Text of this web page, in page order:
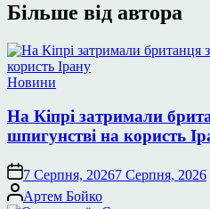
Більше від автора
Опублікувати
Новини
На Кіпрі затримали
шпигунстві на користь
7 Серпня, 20267 Серпня, 2026
Опубліковано
Артем Бойко